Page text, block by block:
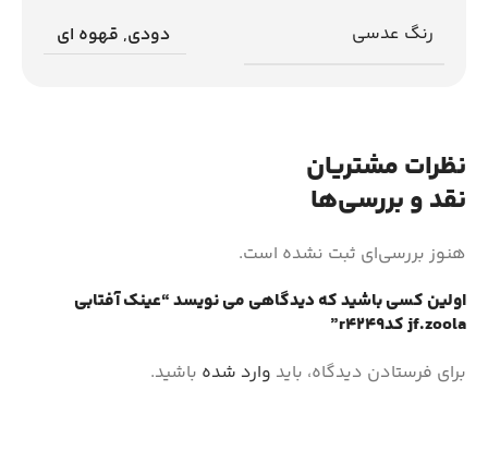
رنگ عدسی دودی, قهوه ای
نظرات مشتریان
نقد و بررسی‌ها
هنوز بررسی‌ای ثبت نشده است.
اولین کسی باشید که دیدگاهی می نویسد “عینک آفتابی
jf.zoola کدr4249”
برای فرستادن دیدگاه، باید وارد شده باشید.